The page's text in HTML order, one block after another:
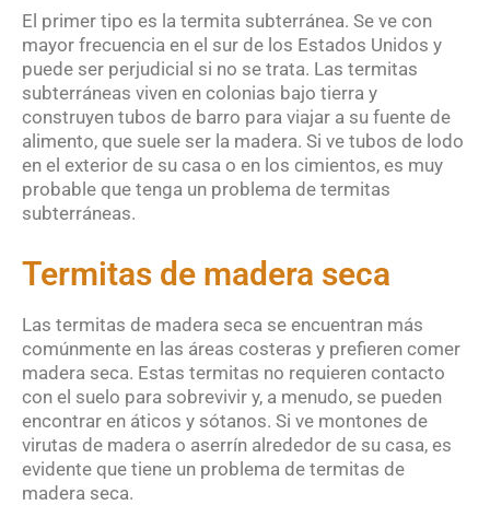
El primer tipo es la termita subterránea. Se ve con
mayor frecuencia en el sur de los Estados Unidos y
puede ser perjudicial si no se trata. Las termitas
subterráneas viven en colonias bajo tierra y
construyen tubos de barro para viajar a su fuente de
alimento, que suele ser la madera. Si ve tubos de lodo
en el exterior de su casa o en los cimientos, es muy
probable que tenga un problema de termitas
subterráneas.
Termitas de madera seca
Las termitas de madera seca se encuentran más
comúnmente en las áreas costeras y prefieren comer
madera seca. Estas termitas no requieren contacto
con el suelo para sobrevivir y, a menudo, se pueden
encontrar en áticos y sótanos. Si ve montones de
virutas de madera o aserrín alrededor de su casa, es
evidente que tiene un problema de termitas de
madera seca.